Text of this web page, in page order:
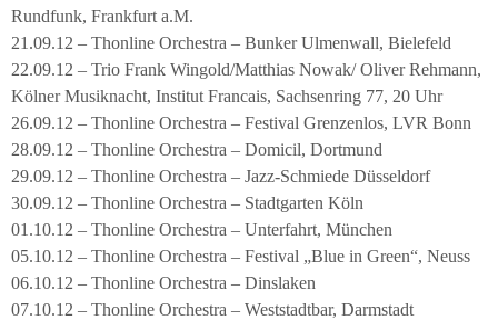
Rundfunk, Frankfurt a.M.
21.09.12 – Thonline Orchestra – Bunker Ulmenwall, Bielefeld
22.09.12 – Trio Frank Wingold/Matthias Nowak/ Oliver Rehmann,
Kölner Musiknacht, Institut Francais, Sachsenring 77, 20 Uhr
26.09.12 – Thonline Orchestra – Festival Grenzenlos, LVR Bonn
28.09.12 – Thonline Orchestra – Domicil, Dortmund
29.09.12 – Thonline Orchestra – Jazz-Schmiede Düsseldorf
30.09.12 – Thonline Orchestra – Stadtgarten Köln
01.10.12 – Thonline Orchestra – Unterfahrt, München
05.10.12 – Thonline Orchestra – Festival „Blue in Green“, Neuss
06.10.12 – Thonline Orchestra – Dinslaken
07.10.12 – Thonline Orchestra – Weststadtbar, Darmstadt